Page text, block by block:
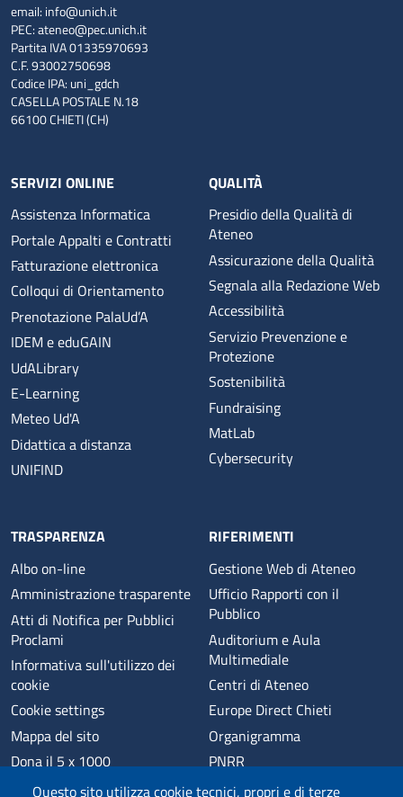
Questo sito utilizza cookie tecnici, propri e di terze
email: info@unich.it
PEC:ateneo@pec.unich.it
Partita IVA 01335970693
C.F. 93002750698
Codice IPA: uni_gdch
CASELLA POSTALE N.18
66100 CHIETI (CH)
SERVIZI ONLINE
Assistenza Informatica
Portale Appalti e Contratti
Fatturazione elettronica
Colloqui di Orientamento
Prenotazione PalaUd’A
IDEM e eduGAIN
UdALibrary
E-Learning
Meteo Ud'A
Didattica a distanza
UNIFIND
QUALITÀ
Presidio della Qualità di
Ateneo
Assicurazione della Qualità
Segnala alla Redazione Web
Accessibilità
Servizio Prevenzione e
Protezione
Sostenibilità
Fundraising
MatLab
Cybersecurity
TRASPARENZA
Albo on-line
Amministrazione trasparente
Atti di Notifica per Pubblici
Proclami
Informativa sull'utilizzo dei
cookie
Cookie settings
Mappa del sito
Dona il 5 x 1000
Phishing
RIFERIMENTI
Gestione Web di Ateneo
Ufficio Rapporti con il
Pubblico
Auditorium e Aula
Multimediale
Centri di Ateneo
Europe Direct Chieti
Organigramma
PNRR
Alumni